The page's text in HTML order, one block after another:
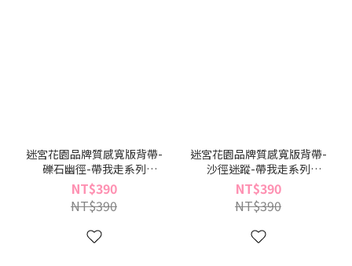
迷宮花園品牌質感寬版背帶-
礫石幽徑-帶我走系列
(BN96546-91)
NT$390
NT$390
迷宮花園品牌質感寬版背帶-
沙徑迷蹤-帶我走系列
(BN96546-64)
NT$390
NT$390